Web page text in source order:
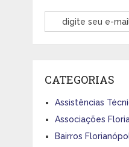
CATEGORIAS
Assistências
Associações
Bairros